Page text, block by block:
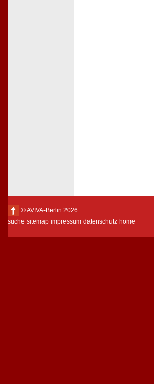
© AVIVA-Berlin 2026
suche sitemap impressum datenschutz home